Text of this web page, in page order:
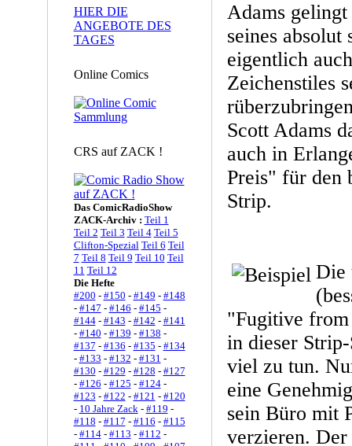
HIER DIE
ANGEBOTE DES
TAGES
Online Comics
CRS auf ZACK !
Das ComicRadioShow
ZACK-Archiv : Teil 1
Teil 2 Teil 3 Teil 4 Teil 5
Clifton-Spezial Teil 6 Teil
7 Teil 8 Teil 9 Teil 10 Teil
11 Teil 12
Die Hefte
#200 - #150 - #149 - #148
- #147 - #146 - #145 -
#144- #143 - #142 - #141
- #140 - #139 - #138 -
#137 - #136 - #135 - #134
- #133 - #132 - #131 -
#130 - #129 - #128 - #127
- #126 - #125 - #124-
#123 - #122 - #121 - #120
- 10 Jahre Zack- #119 -
#118 - #117 - #116 - #115
- #114- #113 - #112 -
Adams
seines absolut
eigentlich
Zeichenstiles
Scott Adams
auch in
Preis" für den
Strip.
Die
"Fugitive
in dieser
viel zu tun.
eine
sein Büro mit
verzieren.